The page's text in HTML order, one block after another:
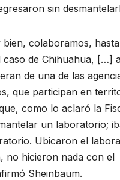
sin
bien, colaboramos,
caso de Chihuahua, […]
de una de las
que participan en
como lo aclaró la
un laboratorio;
Ubicaron el
no hicieron nada con el
Sheinbaum.